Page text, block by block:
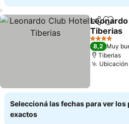
Compartir
Tiberias
4 Estrellas
8,2 Muy
Tiberias
Ubicación
Seleccioná las fechas para ver los
exactos